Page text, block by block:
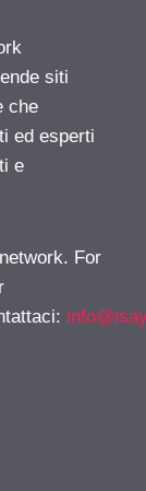
siti
che
ed esperti
e
For
: